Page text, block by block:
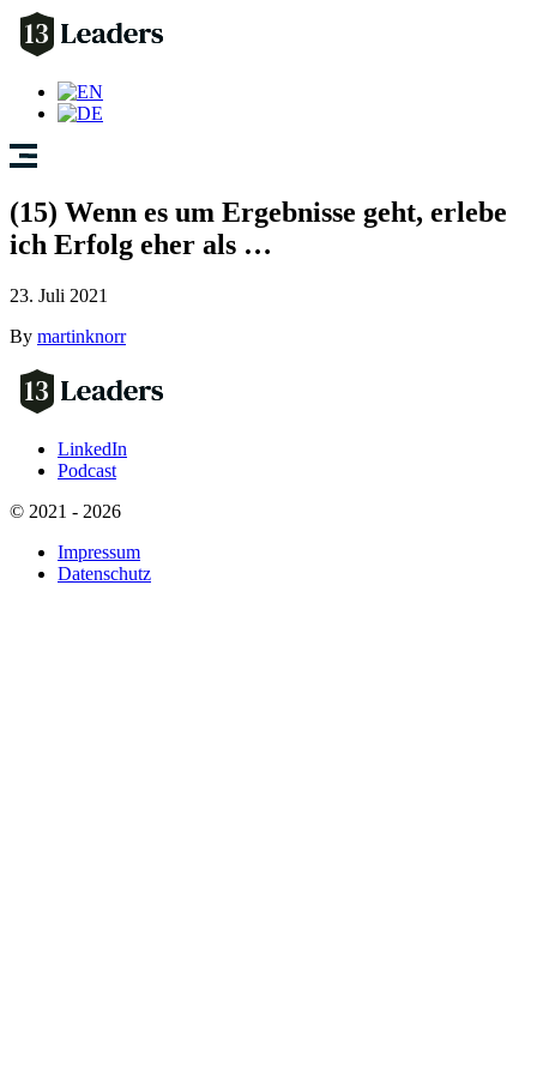
(15) Wenn es um Ergebnisse geht, erlebe
ich Erfolg eher als …
23. Juli 2021
By martinknorr
LinkedIn
Podcast
© 2021 - 2026
Impressum
Datenschutz